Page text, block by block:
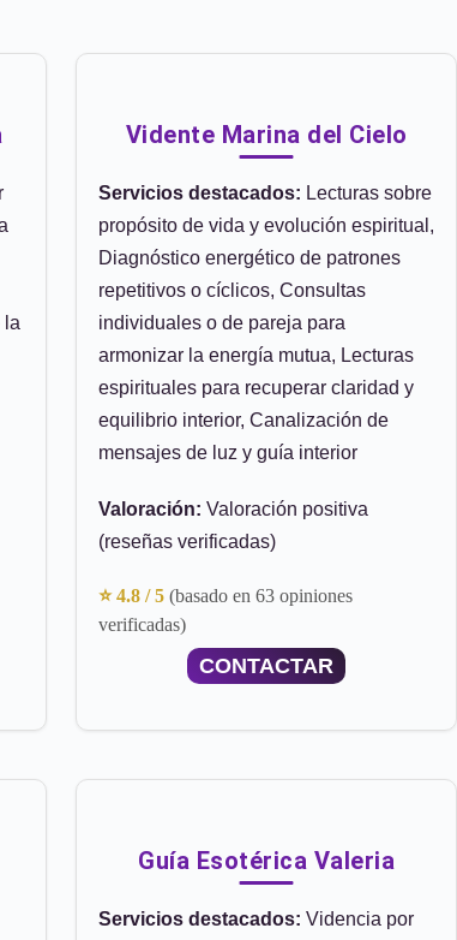
la
Vidente Marina del Cielo
Servicios destacados: Lecturas sobre
propósito de vida y evolución espiritual,
Diagnóstico energético de patrones
repetitivos o cíclicos, Consultas
individuales o de pareja para
armonizar la energía mutua, Lecturas
espirituales para recuperar claridad y
equilibrio interior, Canalización de
mensajes de luz y guía interior
Valoración: Valoración positiva
(reseñas verificadas)
⭐ 4.8 / 5 (basado en 63 opiniones
verificadas)
CONTACTAR
Guía Esotérica Valeria
Servicios destacados: Videncia por